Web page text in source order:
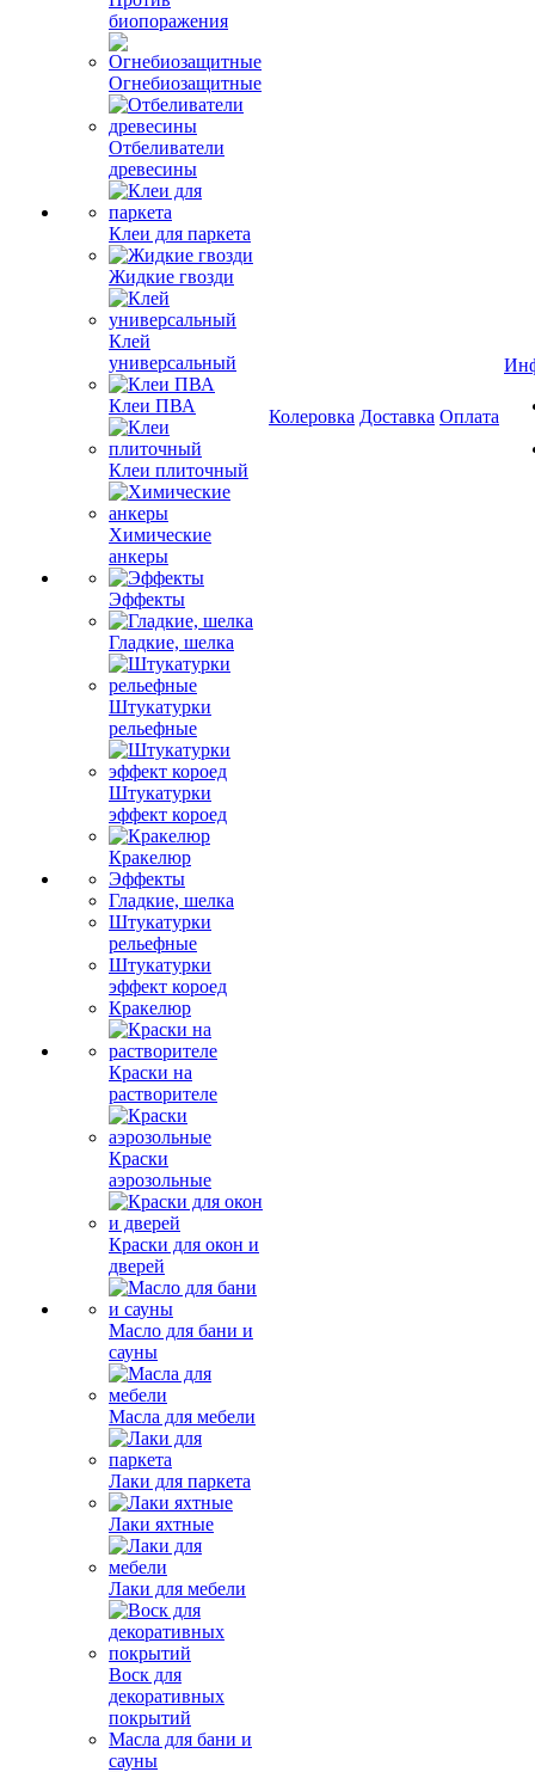
биопоражения
Огнебиозащитные
Отбеливатели
древесины
Клеи для паркета
Жидкие гвозди
Клей
универсальный
Клеи ПВА
Клеи плиточный
Химические
анкеры
Эффекты
Гладкие, шелка
Штукатурки
рельефные
Штукатурки
эффект короед
Кракелюр
Эффекты
Гладкие, шелка
Штукатурки
рельефные
Штукатурки
эффект короед
Кракелюр
Краски на
растворителе
Краски
аэрозольные
Краски для окон и
дверей
Масло для бани и
сауны
Масла для мебели
Лаки для паркета
Лаки яхтные
Лаки для мебели
Воск для
декоративных
покрытий
Масла для бани и
сауны
Колеровка Доставка Оплата